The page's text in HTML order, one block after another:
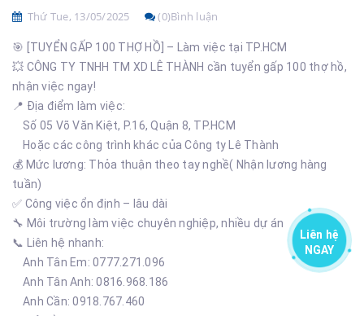
Thứ Tue, 13/05/2025 (0)Bình luận
🎯 [TUYỂN GẤP 100 THỢ HỒ] – Làm việc tại TP.HCM
💥 CÔNG TY TNHH TM XD LÊ THÀNH cần tuyển gấp 100 thợ hồ,
nhận việc ngay!
📍 Địa điểm làm việc:
Số 05 Võ Văn Kiệt, P.16, Quận 8, TP.HCM
Hoặc các công trình khác của Công ty Lê Thành
💰 Mức lương: Thỏa thuận theo tay nghề( Nhận lương hàng
tuần)
✅ Công việc ổn định – lâu dài
🔧 Môi trường làm việc chuyên nghiệp, nhiều dự án
📞 Liên hệ nhanh:
Anh Tân Em: 0777.271.096
Anh Tân Anh: 0816.968.186
Anh Cần: 0918.767.460
Liên hệ
NGAY